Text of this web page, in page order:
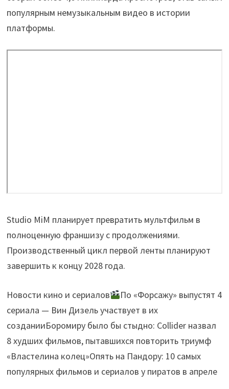
популярным немузыкальным видео в истории
платформы.
Studio MiM планирует превратить мультфильм в
полноценную франшизу с продолжениями.
Производственный цикл первой ленты планируют
завершить к концу 2028 года.
Новости кино и сериалов
По «Форсажу» выпустят 4
сериала — Вин Дизель участвует в их
созданииБоромиру было бы стыдно: Collider назвал
8 худших фильмов, пытавшихся повторить триумф
«Властелина колец»Опять на Пандору: 10 самых
популярных фильмов и сериалов у пиратов в апреле